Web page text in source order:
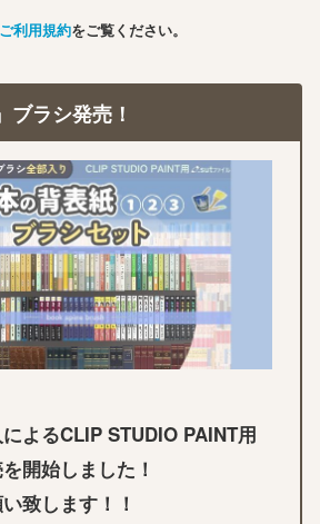
ご利用規約をご覧ください。
ブラシ発売！
よるCLIP STUDIO PAINT用
開始しました！
致します！！